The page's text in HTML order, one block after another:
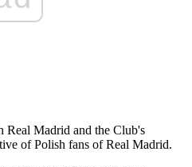
Madrid and the Club's
of Polish fans of Real Madrid.